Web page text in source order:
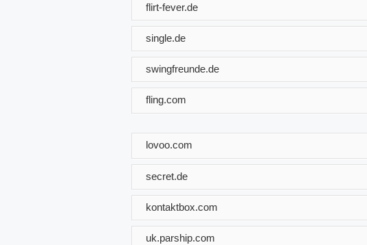
flirt-fever.de
single.de
swingfreunde.de
fling.com
lovoo.com
secret.de
kontaktbox.com
uk.parship.com